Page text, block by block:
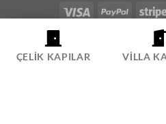
ÇEREZ POLITIKASI GIZLILIK
ÇELIK KAPI FIYATLARI
ÇELIK KAPILAR VILLA